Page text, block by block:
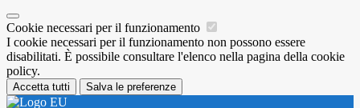
Cookie necessari per il funzionamento
I cookie necessari per il funzionamento non possono essere
disabilitati. È possibile consultare l'elenco nella pagina della cookie
policy.
Accetta tutti Salva le preferenze